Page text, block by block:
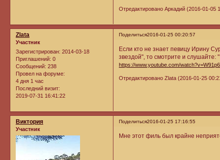
Отредактировано Аркадий (2016-01-05
Поделиться2016-01-25 00:20:57
Zlata
Участник
Зарегистрирован: 2014-03-18
Приглашений: 0
Сообщений: 238
Провел на форуме:
4 дня 1 час
Последний визит:
2019-07-31 16:41:22
Если кто не знает певицу Ирину
звездой", то смотрите и слушайте:
https://www.youtube.com/
Отредактировано Zlata (2016-01-25
Поделиться2016-01-25 17:16:55
Виктория
Участник
Мне этот филь был крайне